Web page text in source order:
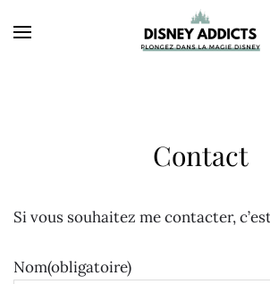
Contact
Si vous souhaitez me contacter,
Nom(obligatoire)